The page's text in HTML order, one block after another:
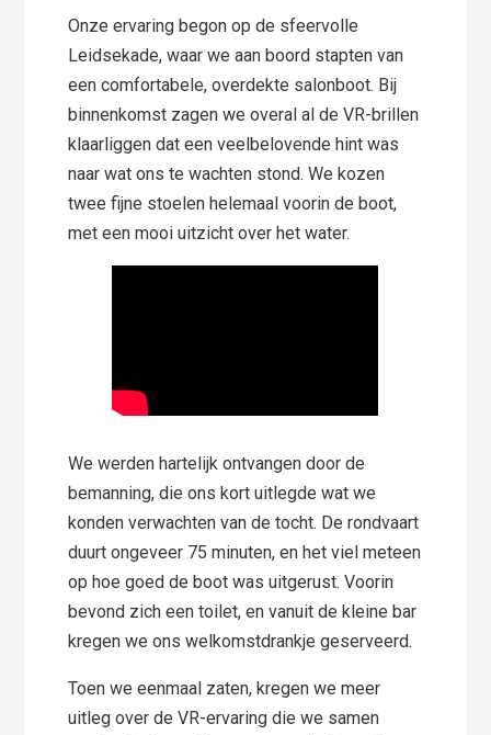
Onze ervaring begon op de sfeervolle
Leidsekade, waar we aan boord stapten van
een comfortabele, overdekte salonboot. Bij
binnenkomst zagen we overal al de VR-brillen
klaarliggen dat een veelbelovende hint was
naar wat ons te wachten stond. We kozen
twee fijne stoelen helemaal voorin de boot,
met een mooi uitzicht over het water.
We werden hartelijk ontvangen door de
bemanning, die ons kort uitlegde wat we
konden verwachten van de tocht. De rondvaart
duurt ongeveer 75 minuten, en het viel meteen
op hoe goed de boot was uitgerust. Voorin
bevond zich een toilet, en vanuit de kleine bar
kregen we ons welkomstdrankje geserveerd.
Toen we eenmaal zaten, kregen we meer
uitleg over de VR-ervaring die we samen